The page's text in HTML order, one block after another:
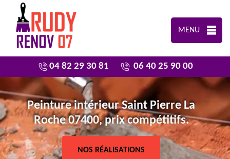
MENU
04 82 29 30 81 06 40 25 90 00
Peinture intérieur Saint Pierre La
Roche 07400, prix compétitifs.
NOS RÉALISATIONS